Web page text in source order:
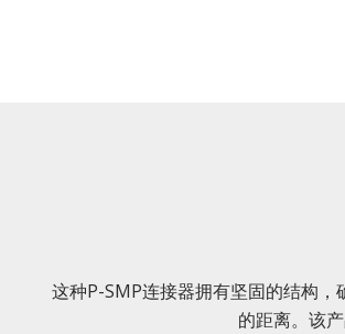
这种P-SMP连接器拥有坚固的结构
的距离。该